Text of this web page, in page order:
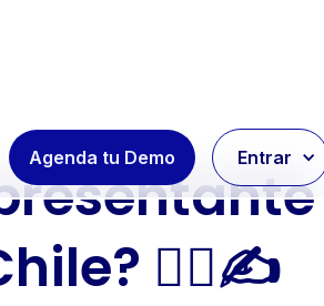
Agenda tu Demo Entrar
🕵️‍♀️✍️